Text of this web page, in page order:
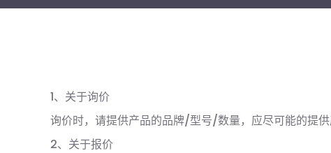
1、关于询价
询价时，请提供产品的品牌/型号/数量，应尽可能的提
2、关于报价